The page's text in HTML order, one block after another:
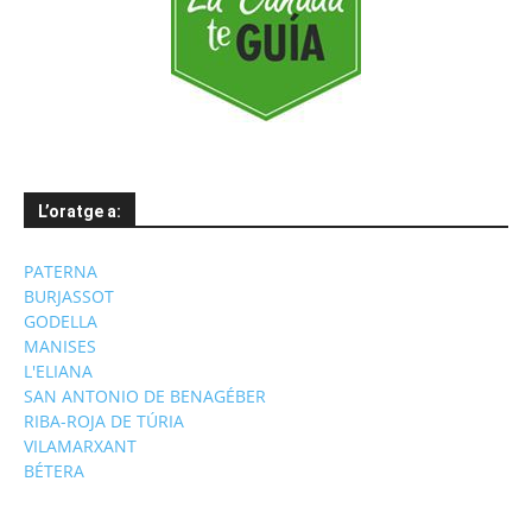
L’oratge a:
PATERNA
BURJASSOT
GODELLA
MANISES
L'ELIANA
SAN ANTONIO DE BENAGÉBER
RIBA-ROJA DE TÚRIA
VILAMARXANT
BÉTERA